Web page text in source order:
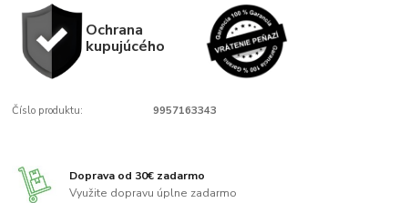
Ochrana
kupujúcého
Číslo produktu: 9957163343
Doprava od 30€ zadarmo
Využite dopravu úplne zadarmo